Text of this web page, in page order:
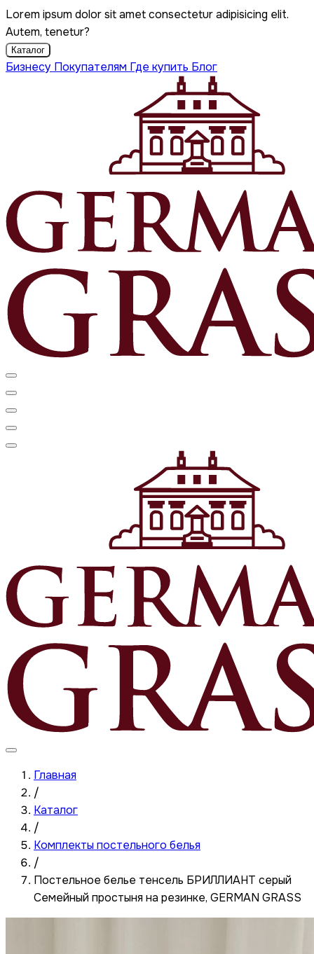
Lorem ipsum dolor sit amet consectetur adipisicing elit.
Autem, tenetur?
Каталог
Бизнесу Покупателям Где купить Блог
Главная
/
Каталог
/
Комплекты постельного белья
/
Постельное белье тенсель БРИЛЛИАНТ серый
Семейный простыня на резинке, GERMAN GRASS